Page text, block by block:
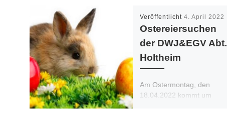
Veröffentlicht4. April 2022
Ostereiersuchen
der DWJ&EGV Abt.
Holtheim
Am Ostermontag, den
18.04.2022 kommt um